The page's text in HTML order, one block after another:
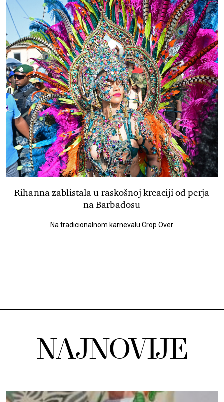
Rihanna zablistala u raskošnoj kreaciji od perja
na Barbadosu
Na tradicionalnom karnevalu Crop Over
NAJNOVIJE